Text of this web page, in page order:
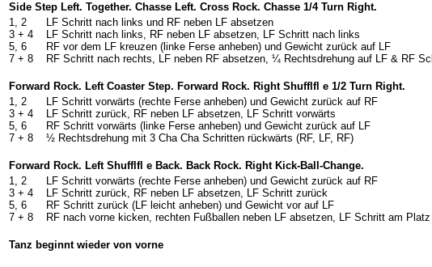
Side Step Left. Together. Chasse Left. Cross Rock. Chasse 1/4 Turn Right.
1, 2
3 + 4
5, 6
7 + 8
LF Schritt nach links und RF neben LF absetzen
LF Schritt nach links, RF neben LF absetzen, LF Schritt nach links
RF vor dem LF kreuzen (linke Ferse anheben) und Gewicht zurück auf LF
RF Schritt nach rechts, LF neben RF absetzen, ¼ Rechtsdrehung auf LF & RF
Forward Rock. Left Coaster Step. Forward Rock. Right Shufflfl e 1/2 Turn Right.
1, 2
3 + 4
5, 6
7 + 8
LF Schritt vorwärts (rechte Ferse anheben) und Gewicht zurück auf RF
LF Schritt zurück, RF neben LF absetzen, LF Schritt vorwärts
RF Schritt vorwärts (linke Ferse anheben) und Gewicht zurück auf LF
½ Rechtsdrehung mit 3 Cha Cha Schritten rückwärts (RF, LF, RF)
Forward Rock. Left Shufflfl e Back. Back Rock. Right Kick-Ball-Change.
1, 2
3 + 4
5, 6
7 + 8
LF Schritt vorwärts (rechte Ferse anheben) und Gewicht zurück auf RF
LF Schritt zurück, RF neben LF absetzen, LF Schritt zurück
RF Schritt zurück (LF leicht anheben) und Gewicht vor auf LF
RF nach vorne kicken, rechten Fußballen neben LF absetzen, LF Schritt am Platz
Tanz beginnt wieder von vorne